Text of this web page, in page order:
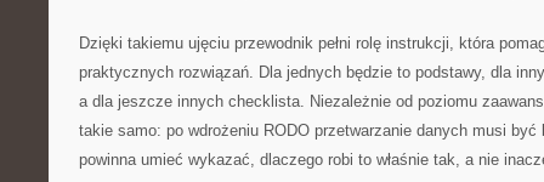
Dzięki takiemu ujęciu przewodnik pełni rolę instrukcji, która
praktycznych rozwiązań. Dla jednych będzie to podstawy, dla
a dla jeszcze innych checklista. Niezależnie od poziomu
takie samo: po wdrożeniu RODO przetwarzanie danych musi
powinna umieć wykazać, dlaczego robi to właśnie tak, a nie